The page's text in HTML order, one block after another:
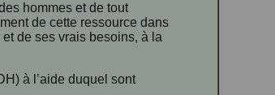
hommes et de tout
de cette ressource dans
de ses vrais besoins, à la
à l’aide duquel sont